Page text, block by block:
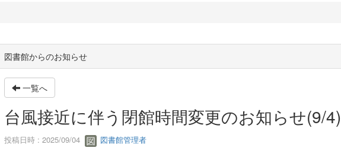
図書館からのお知らせ
一覧へ
台風接近に伴う閉館時間変更のお知らせ(9/4)
投稿日時 : 2025/09/04 図書館管理者